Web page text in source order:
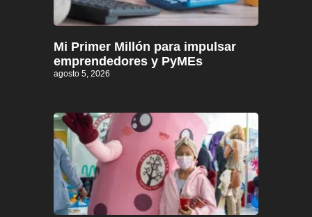
Mi Primer Millón para impulsar
emprendedores y PyMEs
agosto 5, 2026